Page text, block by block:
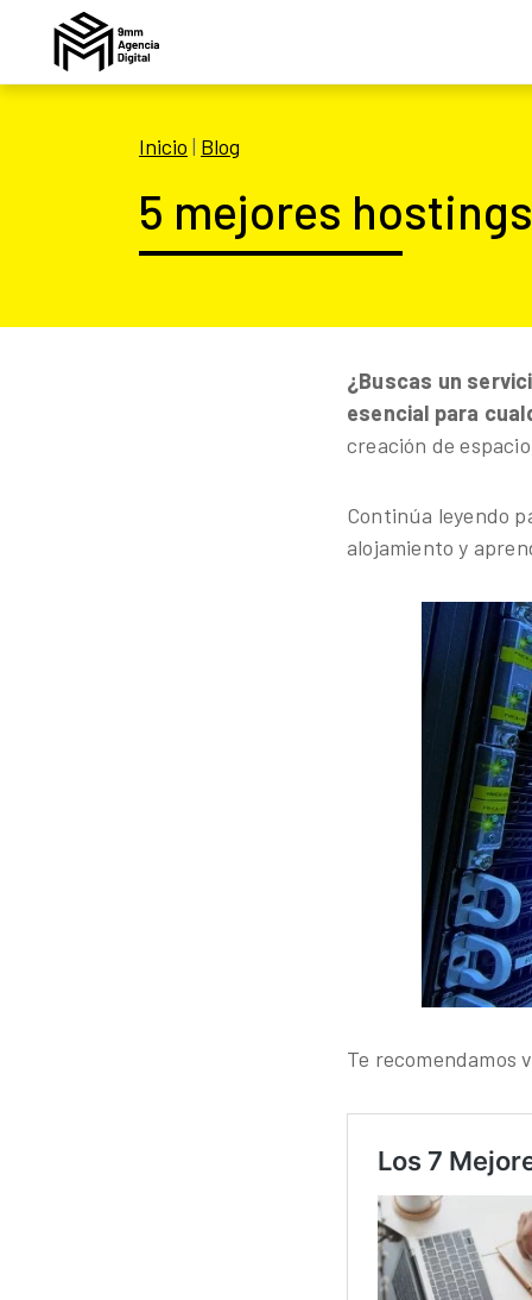
Inicio | Blog
5 mejores
¿Buscas un
esencial para
creación de
Continúa leyendo
alojamiento y
Te recomendamos